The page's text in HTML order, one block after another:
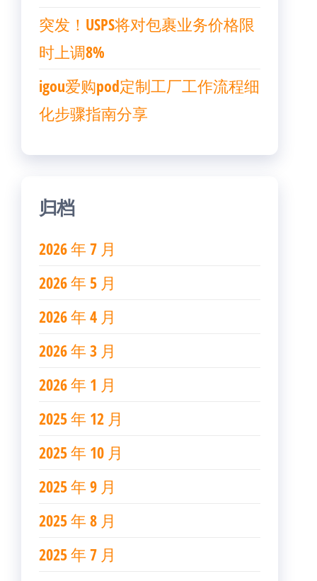
突发！USPS将对包裹业务价格限
时上调8%
igou爱购pod定制工厂工作流程细
化步骤指南分享
归档
2026 年 7 月
2026 年 5 月
2026 年 4 月
2026 年 3 月
2026 年 1 月
2025 年 12 月
2025 年 10 月
2025 年 9 月
2025 年 8 月
2025 年 7 月